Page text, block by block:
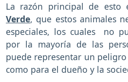
La razón principal de esto
Verde, que estos animales
especiales, los cuales no
por la mayoría de las
puede representar un
como para el dueño y la